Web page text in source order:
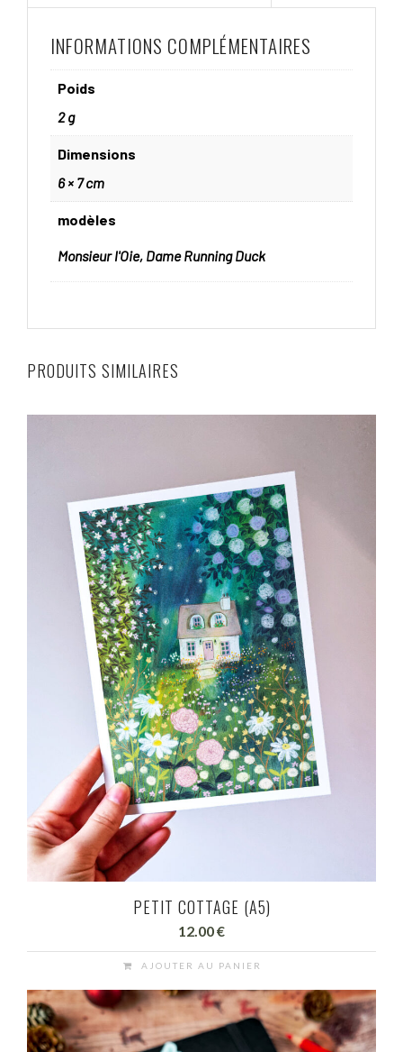
INFORMATIONS COMPLÉMENTAIRES
Poids
2 g
Dimensions
6 × 7 cm
modèles
Monsieur l'Oie, Dame Running Duck
PRODUITS SIMILAIRES
PETIT COTTAGE (A5)
12.00€
AJOUTER AU PANIER